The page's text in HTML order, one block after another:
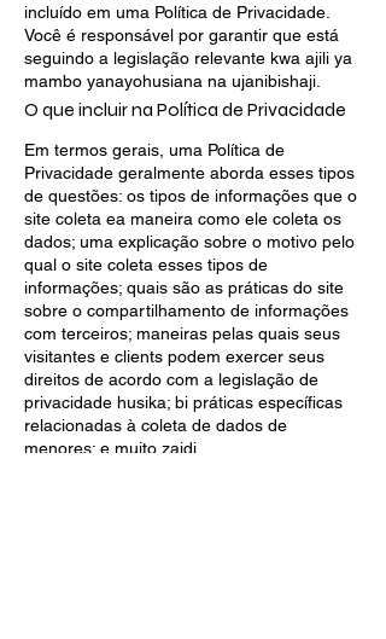
incluído em uma Política de Privacidade.
Você é responsável por garantir que está
seguindo a legislação relevante kwa ajili ya
mambo yanayohusiana na ujanibishaji.
O que incluir na Política de Privacidade
Em termos gerais, uma Política de
Privacidade geralmente aborda esses tipos
de questões: os tipos de informações que o
site coleta ea maneira como ele coleta os
dados; uma explicação sobre o motivo pelo
qual o site coleta esses tipos de
informações; quais são as práticas do site
sobre o compartilhamento de informações
com terceiros; maneiras pelas quais seus
visitantes e clients podem exercer seus
direitos de acordo com a legislação de
privacidade husika; bi práticas específicas
relacionadas à coleta de dados de
menores; e muito zaidi.